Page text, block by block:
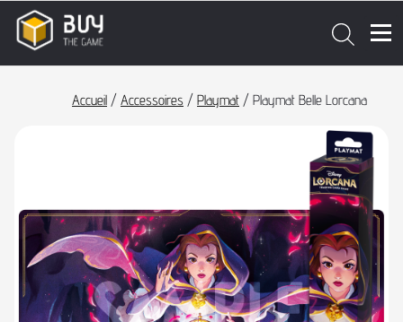
Accueil / Accessoires / Playmat / Playmat Belle Lorcana